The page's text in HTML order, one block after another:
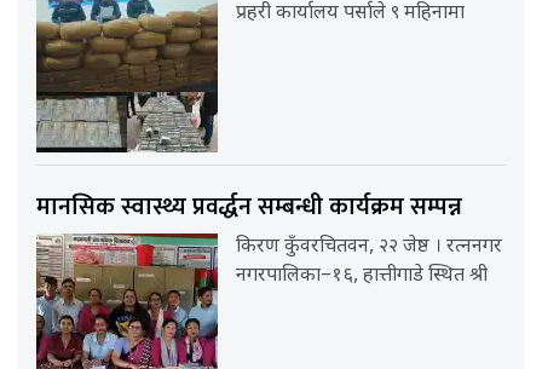
प्रहरी कार्यालय पर्साले ९ महिनामा
मानसिक स्वास्थ्य प्रवर्द्धन सम्बन्धी कार्यक्रम सम्पन्न
किरण कुँवरचितवन, २२ जेष्ठ । रत्ननगर
नगरपालिका–१६, हात्तीगाडे स्थित श्री